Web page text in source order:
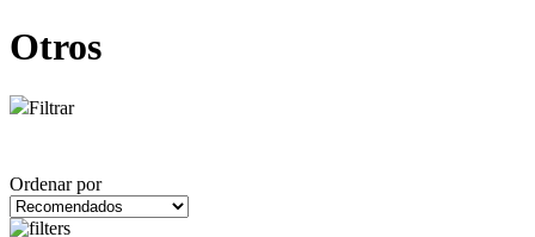
Otros
Filtrar
Ordenar por